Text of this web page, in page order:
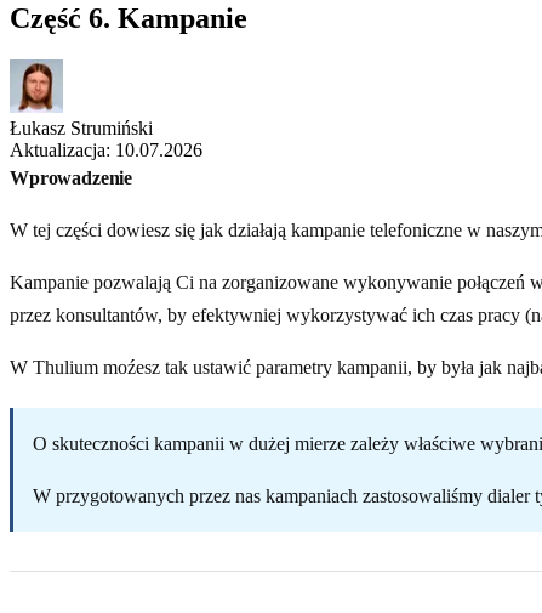
Część 6. Kampanie
Łukasz Strumiński
Aktualizacja: 10.07.2026
Wprowadzenie
W tej części dowiesz się jak działają kampanie telefoniczne w
Kampanie pozwalają Ci na zorganizowane wykonywanie
przez konsultantów, by efektywniej wykorzystywać ich czas pracy
W Thulium moźesz tak ustawić parametry kampanii, by była jak
O skuteczności kampanii w dużej mierze zależy właściwe
W przygotowanych przez nas kampaniach zastosowaliśmy dialer